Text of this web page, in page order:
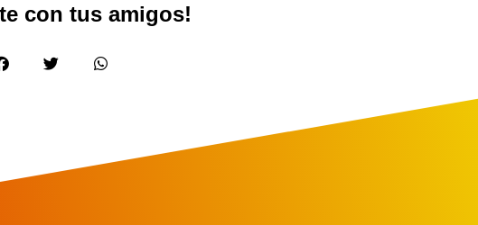
con tus amigos!